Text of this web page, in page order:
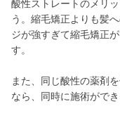
酸性ストレートのメリ
う。縮毛矯正よりも髪
ジが強すぎて縮毛矯正
す。
また、同じ酸性の薬剤
なら、同時に施術がで